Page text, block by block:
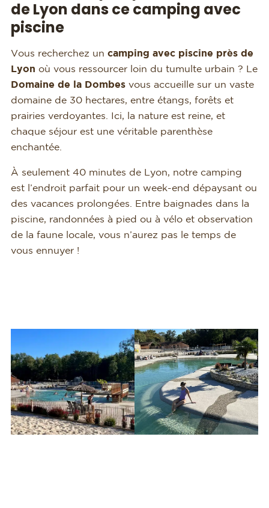
de Lyon dans ce camping avec
piscine
Vous recherchez un camping avec piscine près de
Lyon où vous ressourcer loin du tumulte urbain ? Le
Domaine de la Dombesvous accueille sur un vaste
domaine de 30 hectares, entre étangs, forêts et
prairies verdoyantes. Ici, la nature est reine, et
chaque séjour est une véritable parenthèse
enchantée.
À seulement 40 minutes de Lyon, notre camping
est l’endroit parfait pour un week-end dépaysant ou
des vacances prolongées. Entre baignades dans la
piscine, randonnées à pied ou à vélo et observation
de la faune locale, vous n’aurez pas le temps de
vous ennuyer !